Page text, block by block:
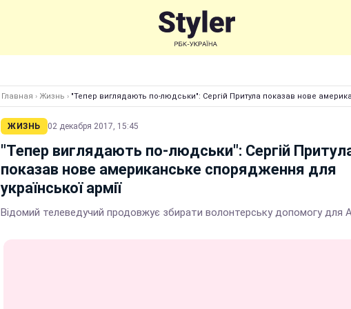
Главная › Жизнь › "Тепер виглядають по-людськи": Сергій Притула показав нове
ЖИЗНЬ 02 декабря 2017, 15:45
"Тепер виглядають по-людськи": Сергій
показав нове американське спорядження для
української армії
Відомий телеведучий продовжує збирати волонтерську допомогу для